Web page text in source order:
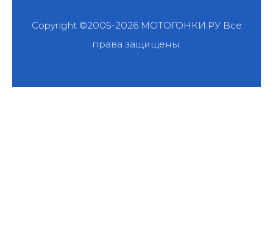
Copyright ©2005-2026 МОТОГОНКИ.РУВсе
права защищены.